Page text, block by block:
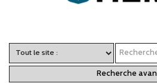
Recherche